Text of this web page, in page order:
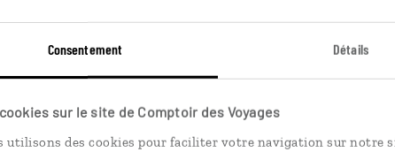
Consentement Détails
sur le site de Comptoir des Voyages
utilisons des cookies pour faciliter votre navigation sur notre